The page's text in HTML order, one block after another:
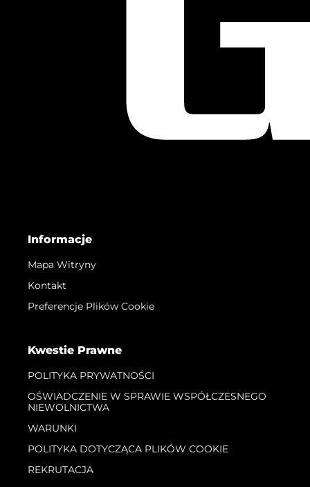
Informacje
Mapa Witryny
Kontakt
Preferencje Plików Cookie
Kwestie Prawne
POLITYKA PRYWATNOŚCI
OŚWIADCZENIE W SPRAWIE WSPÓŁCZESNEGO
NIEWOLNICTWA
WARUNKI
POLITYKA DOTYCZĄCA PLIKÓW COOKIE
REKRUTACJA